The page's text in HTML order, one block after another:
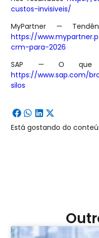
custos-invisiveis/
MyPartner —
https://
crm-para-2026
SAP — O que
https://www.sap.com/
silos
Está gostando do